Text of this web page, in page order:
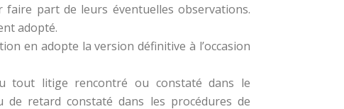
faire part de leurs éventuelles observations.
adopté.
en adopte la version définitive à l’occasion
tout litige rencontré ou constaté dans le
de retard constaté dans les procédures de